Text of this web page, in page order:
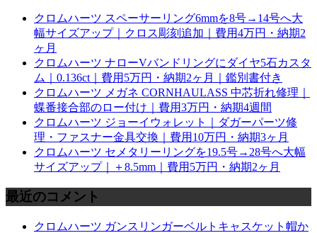
クロムハーツ スペーサーリング6mmを8号→14号へ大
幅サイズアップ｜クロス彫刻追加｜費用4万円・納期2
ヶ月
クロムハーツ ナローVバンドリングにダイヤ5石カスタ
ム｜0.136ct｜費用5万円・納期2ヶ月｜鑑別書付き
クロムハーツ メガネ CORNHAULASS 中芯折れ修理｜
蝶番接合部のロー付け｜費用3万円・納期4週間
クロムハーツ ジョーイウォレット｜ダガーパーツ修
理・ファスナー金具交換｜費用10万円・納期3ヶ月
クロムハーツ セメタリーリングを19.5号→28号へ大幅
サイズアップ｜＋8.5mm｜費用5万円・納期2ヶ月
最近のコメント
クロムハーツ ガンスリンガーベルトキャスケット帽か